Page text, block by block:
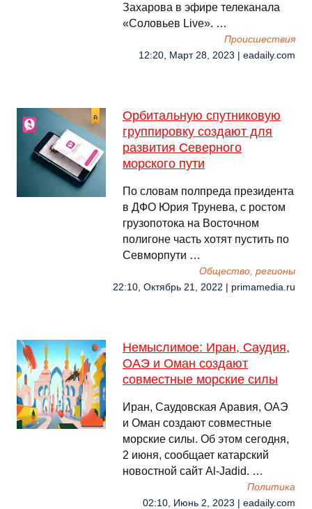
Захарова в эфире телеканала
«Соловьев Live». …
Происшествия
12:20, Март 28, 2023 | eadaily.com
Орбитальную спутниковую
группировку создают для
развития Северного
морского пути
По словам полпреда президента
в ДФО Юрия Трунева, с ростом
грузопотока на Восточном
полигоне часть хотят пустить по
Севморпути …
Общество, регионы
22:10, Октябрь 21, 2022 | primamedia.ru
Немыслимое: Иран, Саудия,
ОАЭ и Оман создают
совместные морские силы
Иран, Саудовская Аравия, ОАЭ
и Оман создают совместные
морские силы. Об этом сегодня,
2 июня, сообщает катарский
новостной сайт Al-Jadid. …
Политика
02:10, Июнь 2, 2023 | eadaily.com